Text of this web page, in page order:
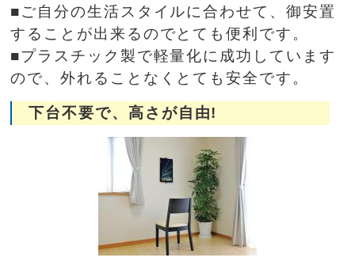
■ご自分の生活スタイルに合わせて、御安置
することが出来るのでとても便利です。
■プラスチック製で軽量化に成功しています
ので、外れることなくとても安全です。
下台不要で、高さが自由!